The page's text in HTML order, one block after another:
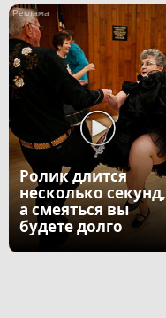
Ролик длится
несколько секунд,
а смеяться вы
будете долго